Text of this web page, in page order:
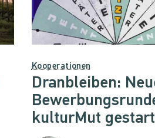
Kooperationen
Dranbleiben:
kulturMut